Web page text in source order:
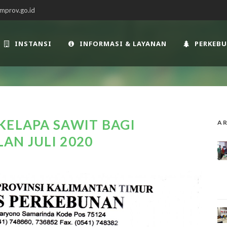
INSTANSI INFORMASI & LAYANAN
SAWIT BAGI
JULI 2020